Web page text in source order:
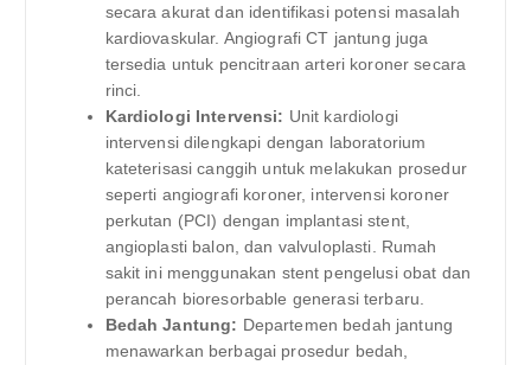
secara akurat dan identifikasi potensi masalah
kardiovaskular. Angiografi CT jantung juga
tersedia untuk pencitraan arteri koroner secara
rinci.
Kardiologi Intervensi: Unit kardiologi
intervensi dilengkapi dengan laboratorium
kateterisasi canggih untuk melakukan prosedur
seperti angiografi koroner, intervensi koroner
perkutan (PCI) dengan implantasi stent,
angioplasti balon, dan valvuloplasti. Rumah
sakit ini menggunakan stent pengelusi obat dan
perancah bioresorbable generasi terbaru.
Bedah Jantung: Departemen bedah jantung
menawarkan berbagai prosedur bedah,